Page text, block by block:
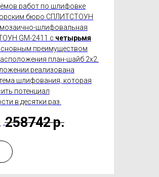
работ по шлифовке
бюро СПЛИТСТОУН
шлифовальная
GM-2411 с четырьмя
преимуществом
план-шайб 2х2.
реализована
шлифования, которая
потенциал
в десятки раз.
258742р.